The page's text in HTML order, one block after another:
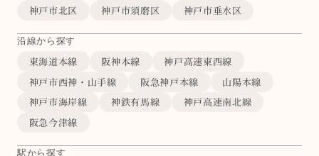
神戸市北区
神戸市須磨区 神戸市垂水区
沿線から探す
東海道本線 阪神本線
神戸高速東西線
神戸市西神・山手線
阪急神戸本線
山陽本線
神戸市海岸線
神鉄有馬線
神戸高速南北線
阪急今津線
駅から探す